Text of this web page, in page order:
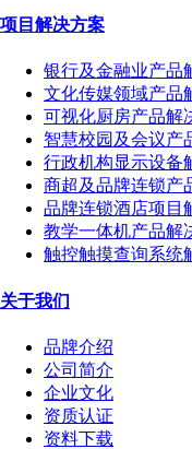
项目解决方案
银行及金融业产品
文化传媒领域产品
可视化厨房产品解
智慧校园及会议产
行政机构显示设备
商超及品牌连锁产
品牌连锁酒店项目
教学一体机产品解
触控触摸查询系统
关于我们
品牌介绍
公司简介
企业文化
资质认证
资料下载